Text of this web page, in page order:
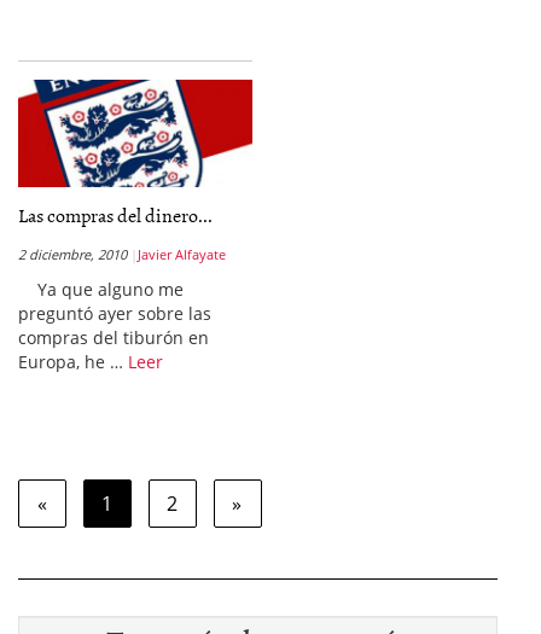
Las compras del dinero...
2 diciembre, 2010 Javier Alfayate
Ya que alguno me
preguntó ayer sobre las
compras del tiburón en
Europa, he … Leer
« 1 2 »